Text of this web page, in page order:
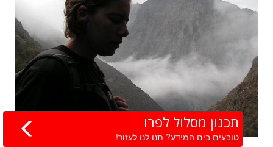
תכנון מסלול לפרו
טובעים בים המידע? תנו לנו לעזור!